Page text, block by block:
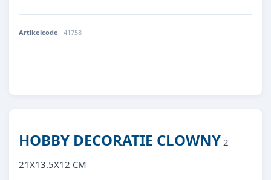
Artikelcode: 41758
HOBBY DECORATIE CLOWNY 2
21X13.5X12 CM